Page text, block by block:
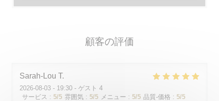
顧客の評価
Sarah-Lou T
2026-08-03 - 19:30 - ゲスト 4
サービス : 5/5 雰囲気 : 5/5 メニュー : 5/5 品質-価格 : 5/5